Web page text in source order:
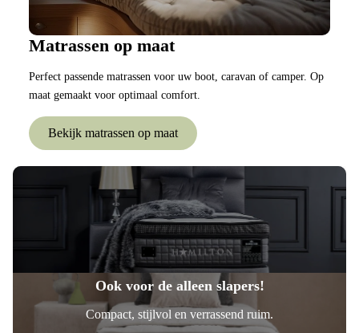
Matrassen op maat
Perfect passende matrassen voor uw boot, caravan of camper. Op
maat gemaakt voor optimaal comfort.
Bekijk matrassen op maat
Ook voor de alleen slapers!
Compact, stijlvol en verrassend ruim.